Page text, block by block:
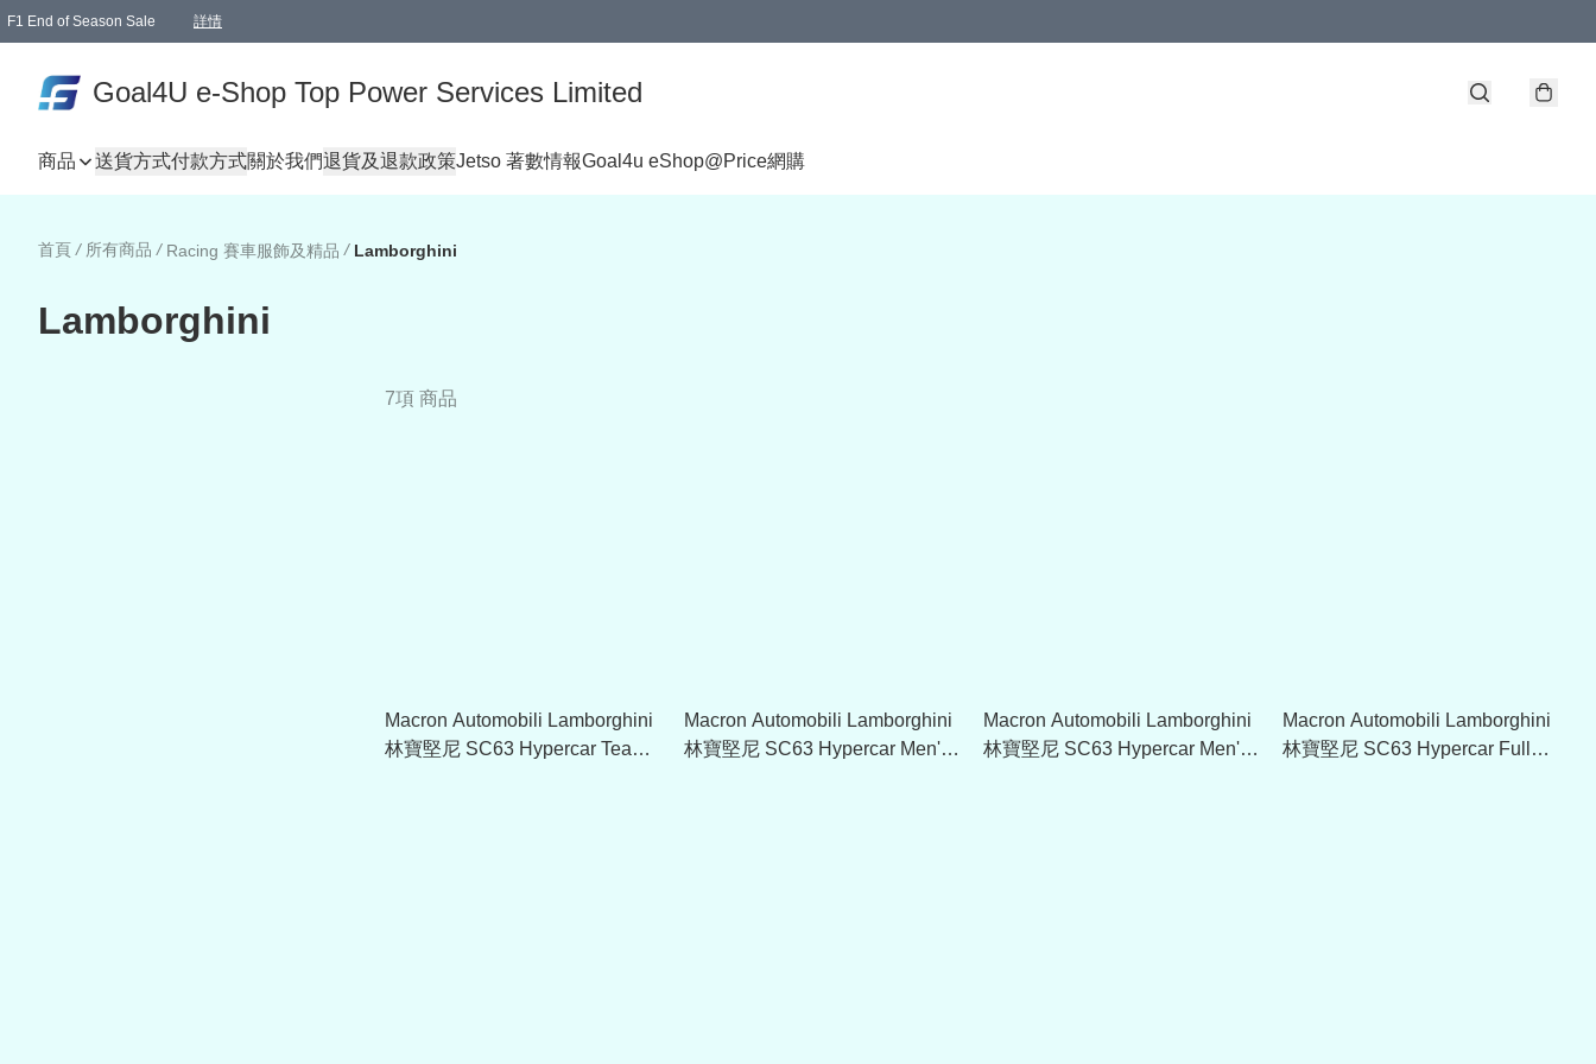
F1 End of Season Sale 詳情
Goal4U e-Shop Top Power Services Limited
商品 送貨方式付款方式關於我們退貨及退款政策Jetso 著數情報Goal4u eShop@Price網購
首頁 / 所有商品 / Racing 賽車服飾及精品 / Lamborghini
Lamborghini
7項 商品
Macron Automobili Lamborghini
林寶堅尼 SC63 Hypercar Team
Macron Automobili Lamborghini
林寶堅尼 SC63 Hypercar Men's
Macron Automobili Lamborghini
林寶堅尼 SC63 Hypercar Men's
Macron Automobili Lamborghini
林寶堅尼 SC63 Hypercar Full